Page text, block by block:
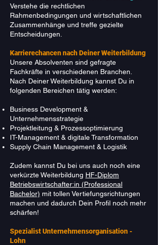
Verstehe die rechtlichen
Rahmenbedingungen und wirtschaftlichen
Zusammenhänge und treffe gezielte
Entscheidungen.
Karrierechancen nach Deiner Weiterbildung
Unsere Absolventen sind gefragte
Fachkräfte in verschiedenen Branchen.
Nach Deiner Weiterbildung kannst Du in
folgenden Bereichen tätig werden:
Business Development &
Unternehmensstrategie
Projektleitung & Prozessoptimierung
IT-Management & digitale Transformation
Supply Chain Management & Logistik
Zudem kannst Du bei uns auch noch eine
verkürzte Weiterbildung HF-Diplom
Betriebswirtschafter:in (Professional
Bachelor) mit tollen Vertiefungsrichtungen
machen und dadurch Dein Profil noch mehr
schärfen!
Spezialist Unternehmensorganisation -
Lohn